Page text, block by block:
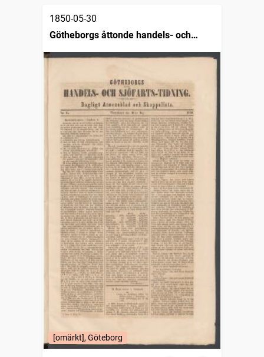
1850-05-30
Götheborgs åttonde handels- och
sjöfartstidning, dagligt annonsblad och
[omärkt], Göteborg